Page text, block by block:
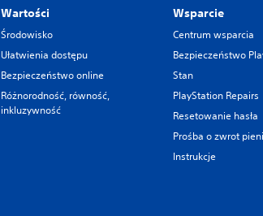
Wartości
Środowisko
Ułatwienia dostępu
Bezpieczeństwo online
Różnorodność, równość,
inkluzywność
Wsparcie
Centrum wsparcia
Bezpieczeństwo
Stan
PlayStation Repairs
Resetowanie hasła
Prośba o zwrot
Instrukcje